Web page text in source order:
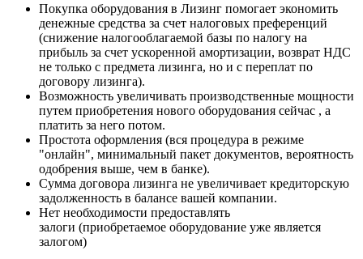
Покупка оборудования в Лизинг помогает экономить
денежные средства за счет налоговых преференций
(снижение налогооблагаемой базы по налогу на
прибыль за счет ускоренной амортизации, возврат НДС
не только с предмета лизинга, но и с переплат по
договору лизинга).
Возможность увеличивать производственные мощности
путем приобретения нового оборудования сейчас , а
платить за него потом.
Простота оформления (вся процедура в режиме
"онлайн", минимальный пакет документов, вероятность
одобрения выше, чем в банке).
Сумма договора лизинга не увеличивает кредиторскую
задолженность в балансе вашей компании.
Нет необходимости предоставлять
залоги (приобретаемое оборудование уже является
залогом)